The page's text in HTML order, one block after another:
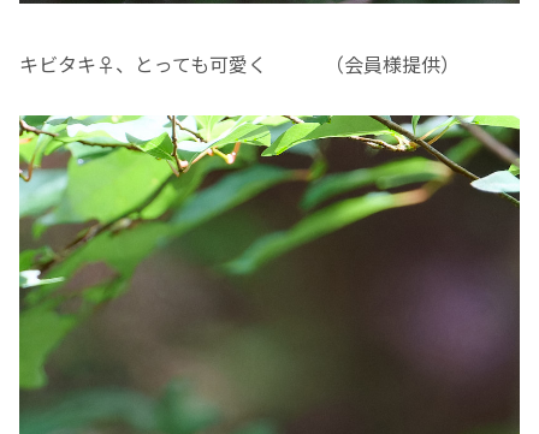
キビタキ♀、とっても可愛く （会員様提供）